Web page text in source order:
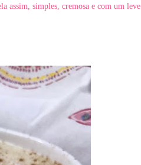
assim, simples, cremosa e com um leve